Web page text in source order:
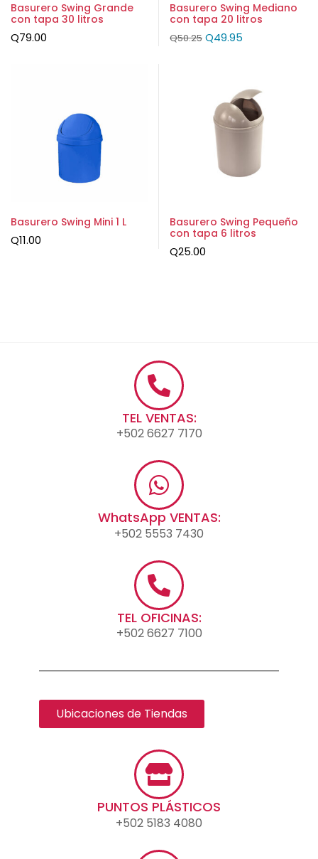
Basurero Swing Grande
con tapa 30 litros
Q79.00
Basurero Swing Mediano
con tapa 20 litros
Q50.25 Q49.95
Basurero Swing Mini 1 L
Q11.00
Basurero Swing Pequeño
con tapa 6 litros
Q25.00
TEL VENTAS:
+502 6627 7170
WhatsApp VENTAS:
+502 5553 7430
TEL OFICINAS:
+502 6627 7100
Ubicaciones de Tiendas
PUNTOS PLÁSTICOS
+502 5183 4080